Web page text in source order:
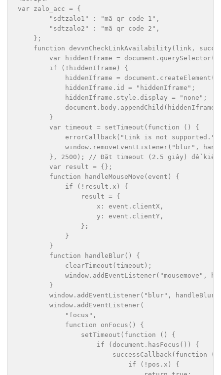
var zalo_acc = {
        "sdtzalo1" : "mã qr code 1",
        "sdtzalo2" : "mã qr code 2",
    };
function devvnCheckLinkAvailability(link,
var hiddenIframe =
        if (!hiddenIframe) {
hiddenIframe =
            hiddenIframe.id = "hiddenIframe";
            hiddenIframe.style.display = "none";
        }
        var timeout = setTimeout(function () {
errorCallback("Link is not
window.removeEventListener("blur",
}, 2500); // Đặt timeout (2.5 giây) để
        var result = {};
        function handleMouseMove(event) {
            if (!result.x) {
                result = {
                    x: event.clientX,
                    y: event.clientY,
                };
            }
        }
        function handleBlur() {
            clearTimeout(timeout);
window.addEventListener("mousemove",
        }
window.addEventListener("blur",
        window.addEventListener(
            "focus",
            function onFocus() {
                setTimeout(function () {
                    if (document.hasFocus()) {
successCallback(function
                            if (!pos.x) {